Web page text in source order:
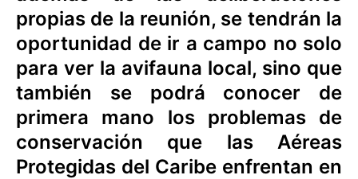
propias de la reunión, se tendrán la
oportunidad de ir a campo no solo
para ver la avifauna local, sino que
también se podrá conocer de
primera mano los problemas de
conservación que las Aéreas
Protegidas del Caribe enfrentan en